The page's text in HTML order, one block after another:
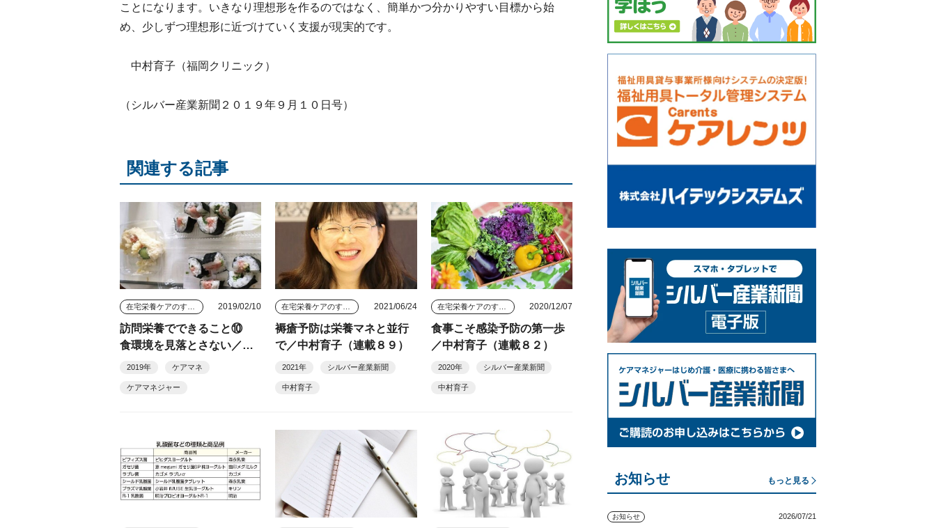
ことになります。いきなり理想形を作るのではなく、簡単かつ分かりやすい目標から始
め、少しずつ理想形に近づけていく支援が現実的です。
中村育子（福岡クリニック）
（シルバー産業新聞２０１９年９月１０日号）
関連する記事
在宅栄養ケアのすすめ 2019/02/10
訪問栄養でできること⑩
食環境を見落とさない／中
村育子（連載６１）
2019年 ケアマネ
ケアマネジャー
在宅栄養ケアのすすめ 2021/06/24
褥瘡予防は栄養マネと並行
で／中村育子（連載８９）
2021年 シルバー産業新聞
中村育子
在宅栄養ケアのすすめ 2020/12/07
食事こそ感染予防の第一歩
／中村育子（連載８２）
2020年 シルバー産業新聞
中村育子
お知らせ もっと見る
お知らせ 2026/07/21